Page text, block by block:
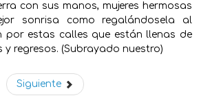
con sus manos, mujeres hermosas
sonrisa como regalándosela al
por estas calles que están llenas de
y regresos. (Subrayado nuestro)
Siguiente